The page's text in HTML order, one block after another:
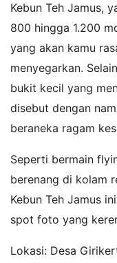
Kebun Teh Jamus,
800 hingga 1.200
yang akan kamu
menyegarkan.
bukit kecil yang
disebut dengan
beraneka ragam
Seperti bermain
berenang di kolam
Kebun Teh Jamus
spot foto yang
Lokasi: Desa